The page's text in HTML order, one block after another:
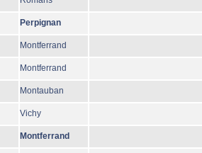
Perpignan
Montferrand
Montferrand
Montauban
Vichy
Montferrand